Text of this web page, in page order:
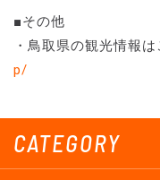
CATEGORY
■その他
・鳥取県の観光情報
p/